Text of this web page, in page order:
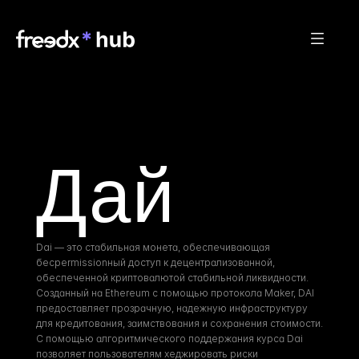
Дай
Dai — это стабильная монета, обеспечивающая
бесpermissionный доступ к децентрализованной,
обеспеченной криптовалютой стабильной ликвидности.
Созданный на Ethereum с помощью протокола Maker, DAI
предоставляет прозрачную, надежную инфраструктуру
для кредитования, заимствования и сохранения стоимости.
С помощью алгоритмического поддержания курса Dai
позволяет пользователям хеджировать риски